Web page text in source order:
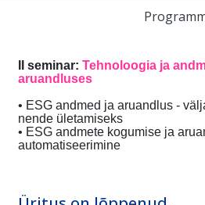
II seminar: Tehnoloogia ja
aruandluses
• ESG andmed ja aruandlus -
nende ületamiseks
• ESG andmete kogumise ja
automatiseerimine